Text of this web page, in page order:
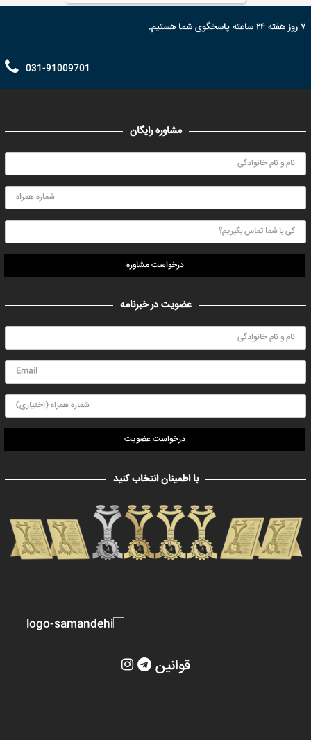
۷ روز هفته ۲۴ ساعته پاسخگوی شما هستیم.
031-91009701
مشاوره رایگان
درخواست مشاوره
عضویت در خبرنامه
درخواست عضویت
با اطمینان انتخاب کنید
قوانین